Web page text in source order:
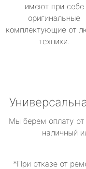
имеют при себе
оригинальные
комплектующие от
техники.
Мы берем оплату
наличный
*При отказе от